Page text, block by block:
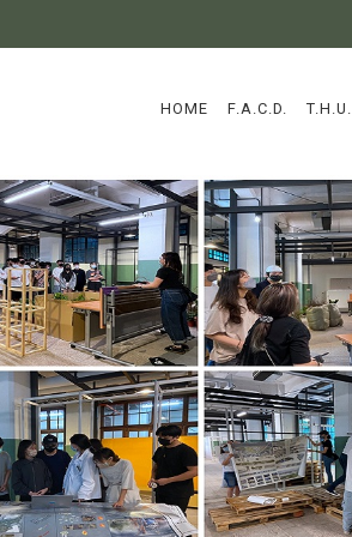
:::
HOME F.A.C.D. T.H.U.